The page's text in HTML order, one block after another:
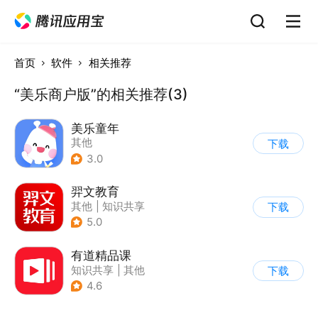
首页 软件 相关推荐
“美乐商户版”的相关推荐(3)
美乐童年
其他
3.0
下载
羿文教育
其他
知识共享
5.0
下载
有道精品课
知识共享
其他
4.6
下载